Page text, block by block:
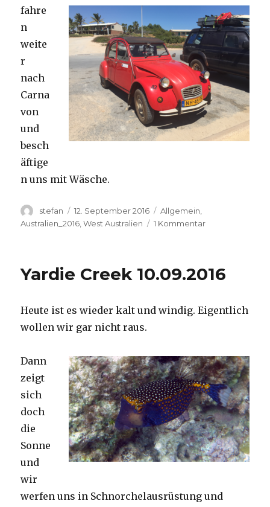
fahre
n
weite
r
nach
Carna
von
und
besch
äftige
n uns mit Wäsche.
Autor
stefan
Veröffentlicht
am
12. September 2016 Kategorien
Allgemein
Australien_2016 ,West Australien 1 Kommentarzu
Yardie Creek 10.09.2016
Heute ist es wieder kalt und windig. Eigentlich
wollen wir gar nicht raus.
Dann
zeigt
sich
doch
die
Sonne
und
wir
werfen uns in Schnorchelausrüstung und